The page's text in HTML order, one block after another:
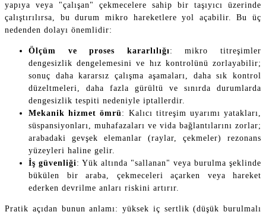
yapıya veya "çalışan" çekmecelere sahip bir taşıyıcı üzerinde
çalıştırılırsa, bu durum mikro hareketlere yol açabilir. Bu üç
nedenden dolayı önemlidir:
Ölçüm ve proses kararlılığı: mikro titreşimler
dengesizlik dengelemesini ve hız kontrolünü zorlayabilir;
sonuç daha kararsız çalışma aşamaları, daha sık kontrol
düzeltmeleri, daha fazla gürültü ve sınırda durumlarda
dengesizlik tespiti nedeniyle iptallerdir.
Mekanik hizmet ömrü: Kalıcı titreşim uyarımı yatakları,
süspansiyonları, muhafazaları ve vida bağlantılarını zorlar;
arabadaki gevşek elemanlar (raylar, çekmeler) rezonans
yüzeyleri haline gelir.
İş güvenliği: Yük altında "sallanan" veya burulma şeklinde
bükülen bir araba, çekmeceleri açarken veya hareket
ederken devrilme anları riskini artırır.
Pratik açıdan bunun anlamı: yüksek iç sertlik (düşük burulmalı